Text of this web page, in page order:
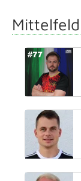
Mittelfeld